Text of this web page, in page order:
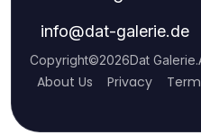
info@dat-galerie.de
Copyright©2026Dat Galerie.
About Us Privacy